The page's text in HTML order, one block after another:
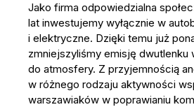
Jako firma odpowiedzialna
lat inwestujemy wyłącznie w
i elektryczne. Dzięki temu już
zmniejszyliśmy emisję dwutlenku
do atmosfery. Z przyjemnością
w różnego rodzaju aktywności
warszawiaków w poprawianiu